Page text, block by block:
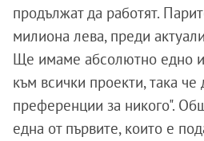
продължат да работят.
милиона лева, преди
Ще имаме абсолютно едно
към всички проекти, така че
преференции за никого".
една от първите, които е